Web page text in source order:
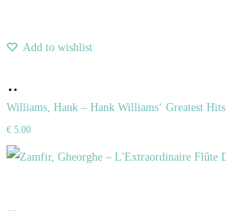
Add to wishlist
do
košíka
Williams, Hank – Hank Williams‘ Greatest Hits
€ 5.00